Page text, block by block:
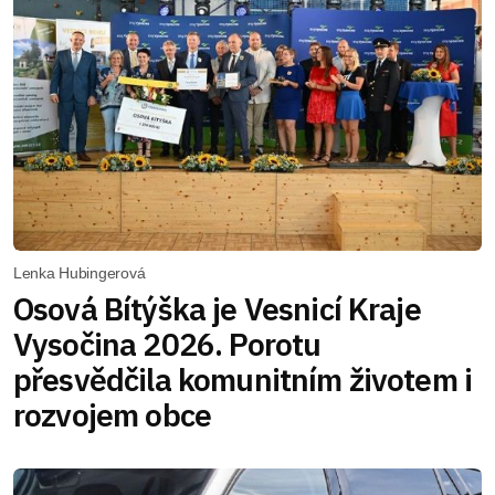
Lenka Hubingerová
Osová Bítýška je Vesnicí Kraje
Vysočina 2026. Porotu
přesvědčila komunitním životem i
rozvojem obce